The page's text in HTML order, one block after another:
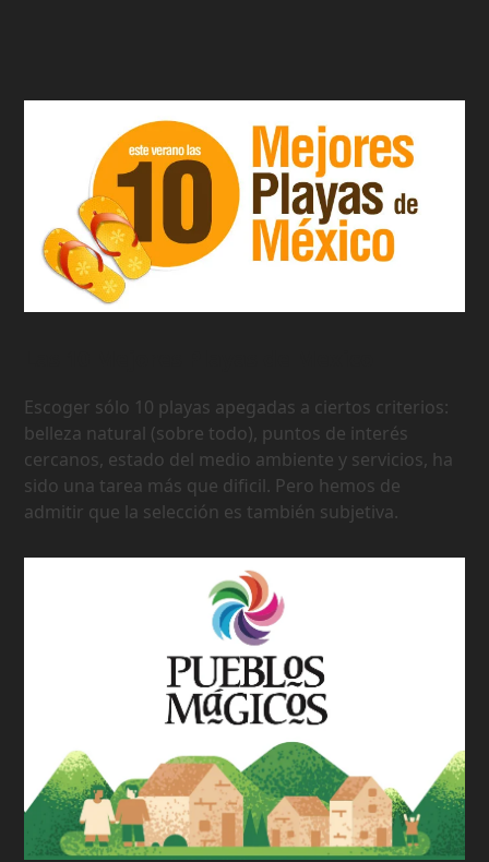
Escoger sólo 10 playas apegadas a ciertos criterios:
belleza natural (sobre todo), puntos de interés
cercanos, estado del medio ambiente y servicios, ha
sido una tarea más que dificil. Pero hemos de
admitir que la selección es también subjetiva.